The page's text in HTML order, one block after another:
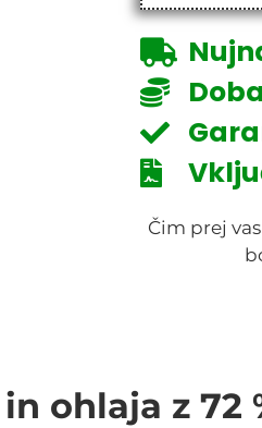
Čim prej
ohlaja z 72